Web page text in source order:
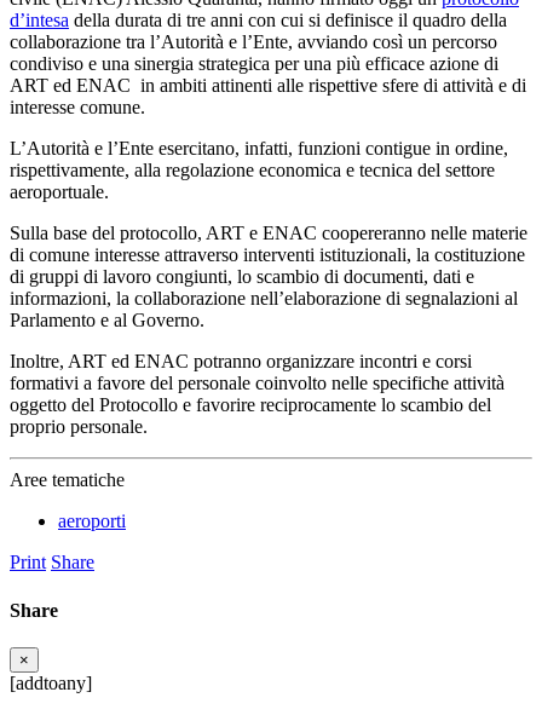
d’intesa della durata di tre anni con cui si definisce il quadro della
collaborazione tra l’Autorità e l’Ente, avviando così un percorso
condiviso e una sinergia strategica per una più efficace azione di
ART ed ENAC in ambiti attinenti alle rispettive sfere di attività e di
interesse comune.
L’Autorità e l’Ente esercitano, infatti, funzioni contigue in ordine,
rispettivamente, alla regolazione economica e tecnica del settore
aeroportuale.
Sulla base del protocollo, ART e ENAC coopereranno nelle materie
di comune interesse attraverso interventi istituzionali, la costituzione
di gruppi di lavoro congiunti, lo scambio di documenti, dati e
informazioni, la collaborazione nell’elaborazione di segnalazioni al
Parlamento e al Governo.
Inoltre, ART ed ENAC potranno organizzare incontri e corsi
formativi a favore del personale coinvolto nelle specifiche attività
oggetto del Protocollo e favorire reciprocamente lo scambio del
proprio personale.
Aree tematiche
aeroporti
Print Share
Share
×
[addtoany]